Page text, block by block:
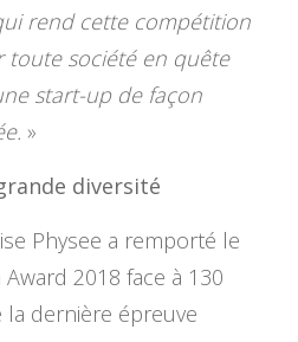
rend cette compétition
société en quête
start-up de façon
»
diversité
Physee a remporté le
2018 face à 130
dernière épreuve